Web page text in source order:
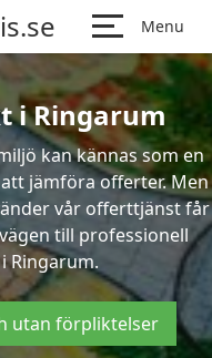
Menu
i Ringarum
kan kännas som en
jämföra offerter. Men
vår offerttjänst får
till professionell
Ringarum.
utan förpliktelser